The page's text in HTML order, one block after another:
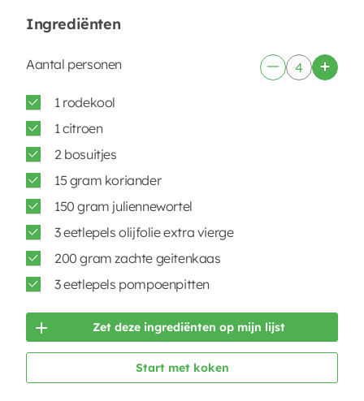
Ingrediënten
Aantal personen
1 rodekool
1 citroen
2 bosuitjes
15 gram koriander
150 gram juliennewortel
3 eetlepels olijfolie extra vierge
200 gram zachte geitenkaas
3 eetlepels pompoenpitten
Zet deze ingrediënten op mijn lijst
Start met koken